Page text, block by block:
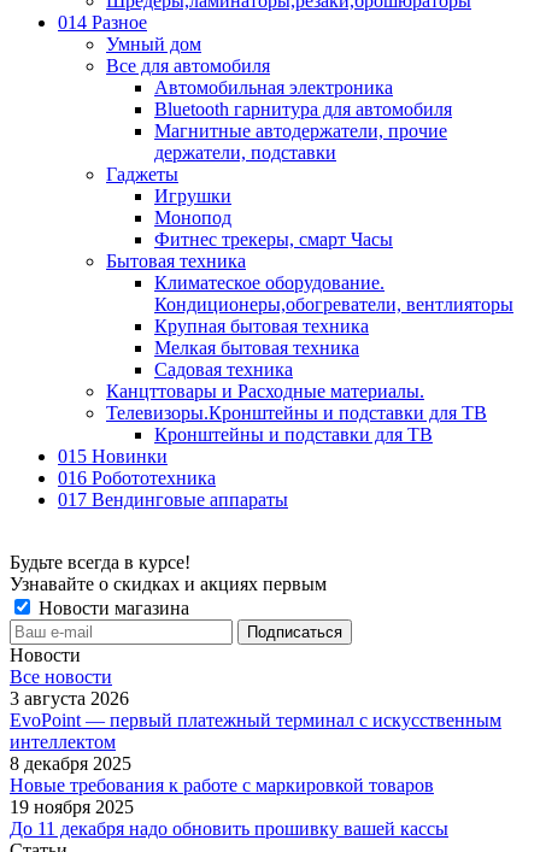
014 Разное
Умный дом
Все для автомобиля
Автомобильная электроника
Bluetooth гарнитура для автомобиля
Магнитные автодержатели, прочие
держатели, подставки
Гаджеты
Игрушки
Монопод
Фитнес трекеры, смарт Часы
Бытовая техника
Климатеское оборудование.
Кондиционеры,обогреватели, вентлияторы
Крупная бытовая техника
Мелкая бытовая техника
Садовая техника
Канцттовары и Расходные материалы.
Телевизоры.Кронштейны и подставки для ТВ
Кронштейны и подставки для ТВ
015 Новинки
016 Робототехника
017 Вендинговые аппараты
Будьте всегда в курсе!
Узнавайте о скидках и акциях первым
Новости магазина
Новости
Все новости
3 августа 2026
EvoPoint — первый платежный терминал с искусственным
интеллектом
8 декабря 2025
Новые требования к работе с маркировкой товаров
19 ноября 2025
До 11 декабря надо обновить прошивку вашей кассы